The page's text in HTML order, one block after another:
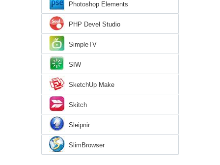
Photoshop Elements
PHP Devel Studio
SimpleTV
SIW
SketchUp Make
Skitch
Sleipnir
SlimBrowser